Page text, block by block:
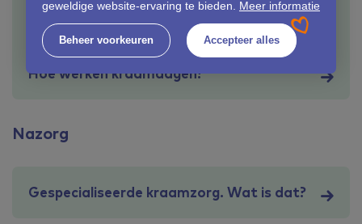
geweldige website-ervaring te bieden. Meer informatie
Beheer voorkeuren Accepteer alles
Verzekerd via de Zilveren Kruisgroep?
Hoe werken kraamdagen?
Nazorg
Gespecialiseerde kraamzorg. Wat is dat?